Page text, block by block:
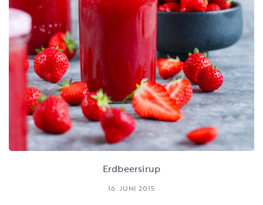
Erdbeersirup
16. JUNI 2015